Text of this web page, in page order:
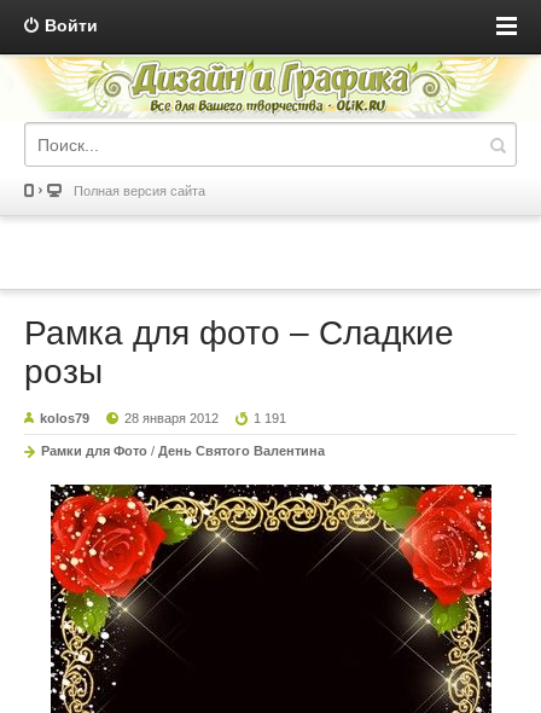
Войти
Полная версия сайта
Рамка для фото – Сладкие
розы
kolos79 28 января 2012 1 191
Рамки для Фото / День Святого Валентина